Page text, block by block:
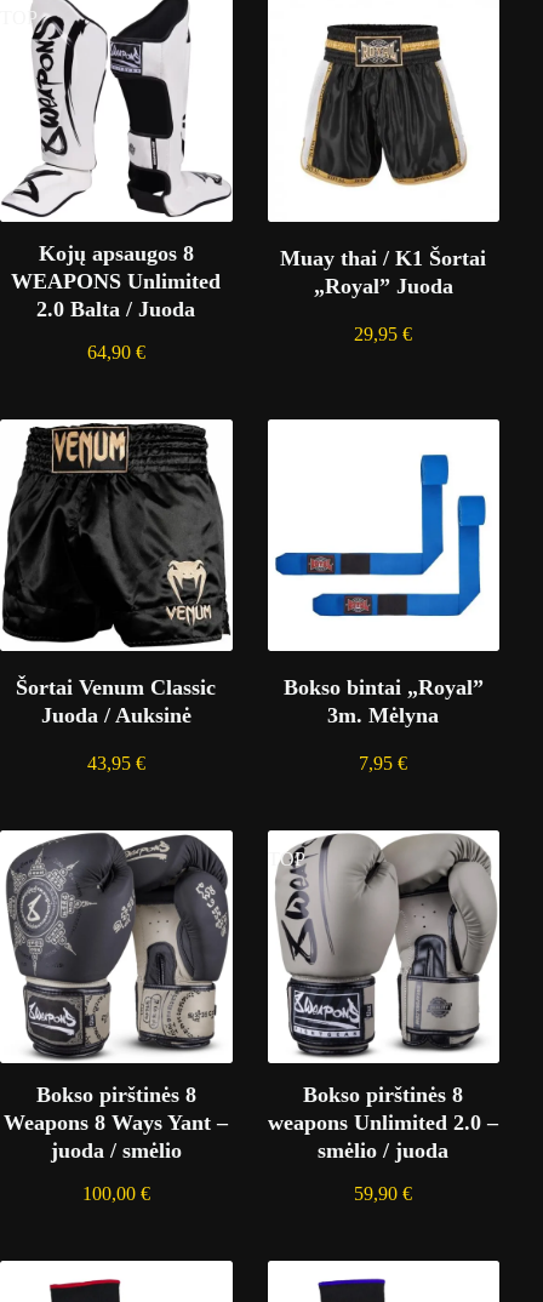
TOP
Kojų apsaugos 8
WEAPONS Unlimited
2.0 Balta / Juoda
64,90 €
Muay thai / K1 Šortai
„Royal” Juoda
29,95€
Šortai Venum Classic
Juoda / Auksinė
43,95 €
Bokso bintai „Royal”
3m. Mėlyna
7,95€
Bokso pirštinės 8
Weapons 8 Ways Yant –
juoda / smėlio
100,00 €
TOP
Bokso pirštinės 8
weapons Unlimited 2.0 –
smėlio / juoda
59,90€